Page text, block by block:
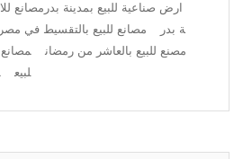
ارض صناعية للبيع بمدينة بدر مصانع
ة بدر
مصانع للبيع بالتقسيط في مصر
مصنع للبيع بالعاشر من رمضان
مصانع
لبيع